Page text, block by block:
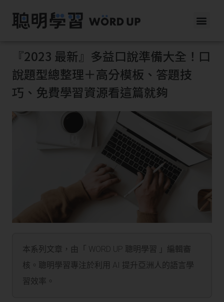
『2023 最新』多益口說準備大全！口
說題型總整理＋高分模板、答題技
巧、免費學習資源看這篇就夠
本系列文章，由「 WORD UP 聰明學習 」編輯審
核。聰明學習專注於利用 AI 提升亞洲人的語言學
習效率。